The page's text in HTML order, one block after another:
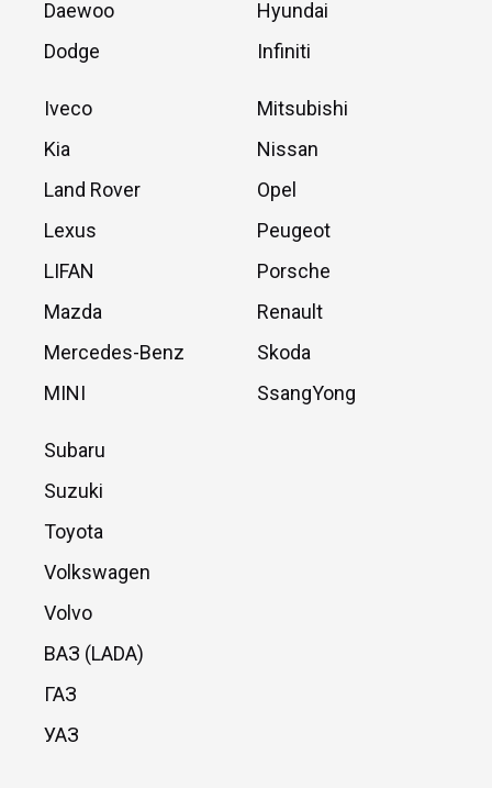
Daewoo
Dodge
Hyundai
Infiniti
Iveco
Kia
Land Rover
Lexus
LIFAN
Mazda
Mercedes-Benz
MINI
Mitsubishi
Nissan
Opel
Peugeot
Porsche
Renault
Skoda
SsangYong
Subaru
Suzuki
Toyota
Volkswagen
Volvo
ВАЗ (LADA)
ГАЗ
УАЗ